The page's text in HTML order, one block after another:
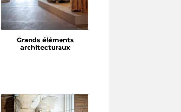
Grands éléments
architecturaux